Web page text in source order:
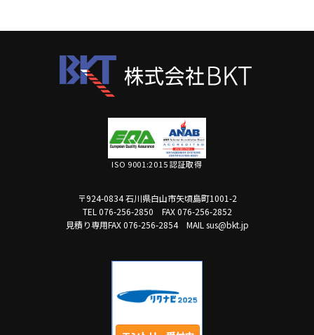
ISO 9001:2015 認証取得
〒924-0834 石川県白山市矢頃島町1001-2
TEL 076-256-2850
FAX 076-256-2852
見積り専用FAX 076-256-2854
MAIL sus@bkt.jp